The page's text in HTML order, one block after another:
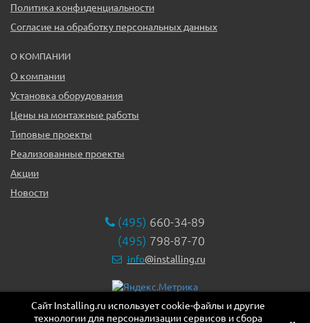
Политика конфиденциальности
Согласие на обработку персональных данных
О КОМПАНИИ
О компании
Установка оборудования
Цены на монтажные работы
Типовые проекты
Реализованные проекты
Акции
Новости
(495) 660-34-89
(495) 798-87-70
info@installing.ru
119331, г. Москва ул. Марии Ульяновой дом 17а, этаж 2,
офис 10
Сайт Installing.ru использует cookie-файлы и другие
технологии для персонализации сервисов и сбора